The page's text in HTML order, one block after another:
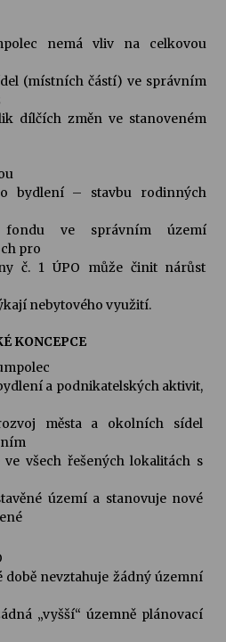
nemá vliv na celkovou
(místních částí) ve správním
dílčích změn ve stanoveném
bydlení – stavbu rodinných
fondu ve správním území
pro
č. 1 ÚPO může činit nárůst
nebytového využití.
KONCEPCE
a podnikatelských aktivit,
města a okolních sídel
všech řešených lokalitách s
území a stanovuje nové
době nevztahuje žádný územní
„vyšší“ územně plánovací